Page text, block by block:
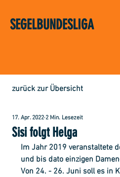
SEGELBUNDESLIGA
Sisi folgt Helga
17. Apr. 2022 2 Min. Lesezeit
Im Jahr 2019 veranstaltete
und bis dato einzigen
Von 24. - 26. Juni soll es in
zurück zur Übersicht